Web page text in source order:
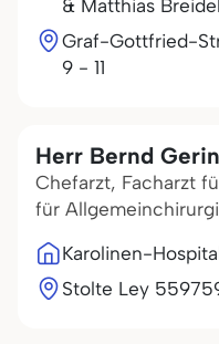
& Matthias
Graf-Gottfried-
9 - 11
Herr Bernd
Chefarzt, Facharzt
für
Karolinen-
Stolte Ley 5